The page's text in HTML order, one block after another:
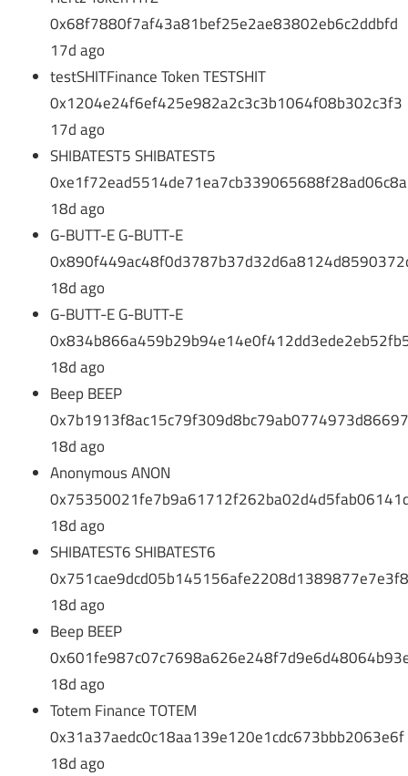
0x68f7880f7af43a81bef25e2ae83802eb6c2ddbfd
17d ago
testSHITFinance Token TESTSHIT
0x1204e24f6ef425e982a2c3c3b1064f08b302c3f3
17d ago
SHIBATEST5 SHIBATEST5
0xe1f72ead5514de71ea7cb339065688f28ad06c8a
18d ago
G-BUTT-E G-BUTT-E
18d ago
G-BUTT-E G-BUTT-E
18d ago
Beep BEEP
18d ago
Anonymous ANON
18d ago
SHIBATEST6 SHIBATEST6
18d ago
Beep BEEP
18d ago
Totem Finance TOTEM
0x31a37aedc0c18aa139e120e1cdc673bbb2063e6f
18d ago